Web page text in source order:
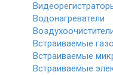
Водонагреватели
Встраиваемые
Встраиваемые
Встраиваемые